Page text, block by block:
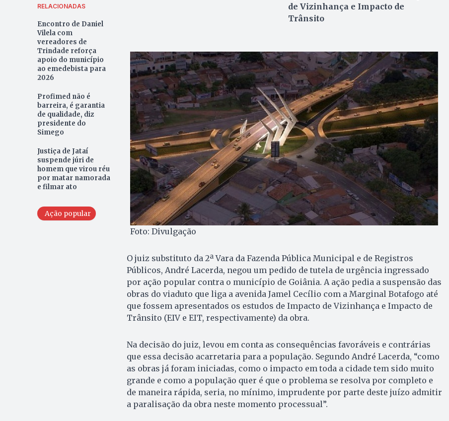
RELACIONADAS
Encontro de Daniel
Vilela com
vereadores de
Trindade reforça
apoio do município
ao emedebista para
2026
Profimed não é
barreira, é garantia
de qualidade, diz
presidente do
Simego
Justiça de Jataí
suspende júri de
homem que virou réu
por matar namorada
e filmar ato
Ação popular
de Vizinhança e Impacto de
Trânsito
Foto: Divulgação
O juiz substituto da 2ª Vara da Fazenda Pública Municipal e de Registros
Públicos, André Lacerda, negou um pedido de tutela de urgência ingressado
por ação popular contra o município de Goiânia. A ação pedia a suspensão das
obras do viaduto que liga a avenida Jamel Cecílio com a Marginal Botafogo até
que fossem apresentados os estudos de Impacto de Vizinhança e Impacto de
Trânsito (EIV e EIT, respectivamente) da obra.
Na decisão do juiz, levou em conta as consequências favoráveis e contrárias
que essa decisão acarretaria para a população. Segundo André Lacerda, “como
as obras já foram iniciadas, como o impacto em toda a cidade tem sido muito
grande e como a população quer é que o problema se resolva por completo e
de maneira rápida, seria, no mínimo, imprudente por parte deste juízo admitir
a paralisação da obra neste momento processual”.